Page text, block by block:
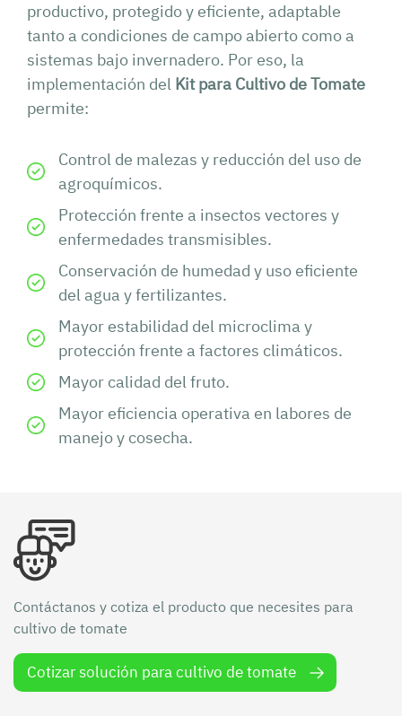
productivo, protegido y eficiente, adaptable
tanto a condiciones de campo abierto como a
sistemas bajo invernadero. Por eso, la
implementación del Kit para Cultivo de Tomate
permite:
Control de malezas y reducción del uso de
agroquímicos.
Protección frente a insectos vectores y
enfermedades transmisibles.
Conservación de humedad y uso eficiente
del agua y fertilizantes.
Mayor estabilidad del microclima y
protección frente a factores climáticos.
Mayor calidad del fruto.
Mayor eficiencia operativa en labores de
manejo y cosecha.
Contáctanos y cotiza el producto que necesites para
cultivo de tomate
Cotizar solución para cultivo de tomate